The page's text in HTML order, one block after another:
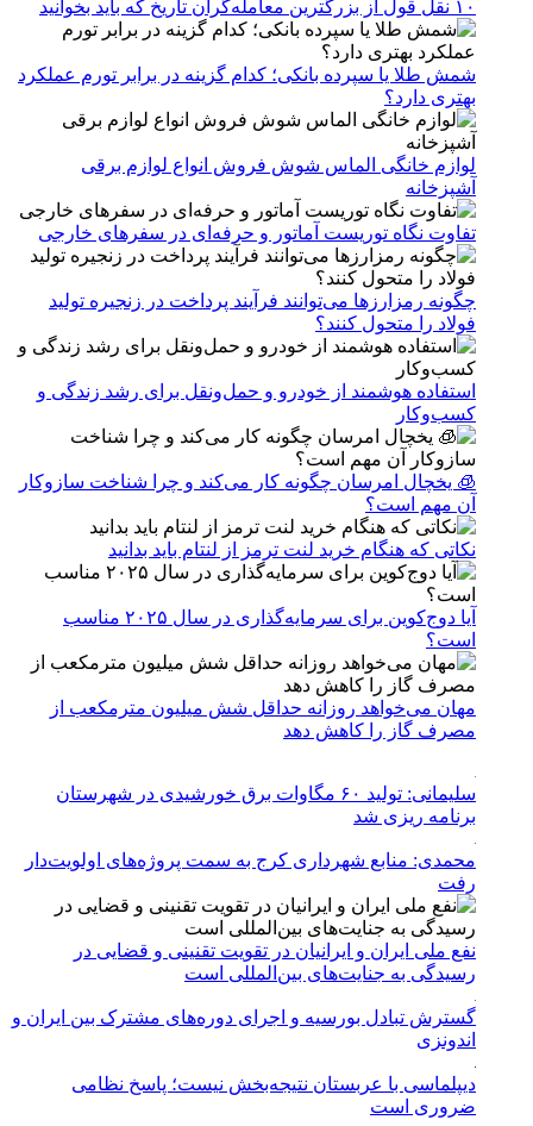
۱۰ نقل قول از بزرگترین معامله‌گران تاریخ که باید بخوانید
شمش طلا یا سپرده بانکی؛ کدام گزینه در برابر تورم عملکرد
بهتری دارد؟
لوازم خانگی الماس شوش فروش انواع لوازم برقی
آشپزخانه
تفاوت نگاه توریست آماتور و حرفه‌ای در سفرهای خارجی
چگونه رمزارزها می‌توانند فرآیند پرداخت در زنجیره تولید
فولاد را متحول کنند؟
استفاده هوشمند از خودرو و حمل‌ونقل برای رشد زندگی و
کسب‌وکار
🧊 یخچال امرسان چگونه کار می‌کند و چرا شناخت سازوکار
آن مهم است؟
نکاتی که هنگام خرید لنت ترمز از لنتام باید بدانید
آیا دوج‌کوین برای سرمایه‌گذاری در سال ۲۰۲۵ مناسب
است؟
مهان می‌خواهد روزانه حداقل شش میلیون مترمکعب از
مصرف گاز را کاهش دهد
سلیمانی: تولید ۶۰ مگاوات برق خورشیدی در شهرستان
برنامه ریزی شد
محمدی: منابع شهرداری کرج به سمت پروژه‌های اولویت‌دار
رفت
نفع ملی ایران و ایرانیان در تقویت تقنینی و قضایی در
رسیدگی به جنایت‌های بین‌المللی است
گسترش تبادل بورسیه و اجرای دوره‌های مشترک بین ایران و
اندونزی
دیپلماسی با عربستان نتیجه‌بخش نیست؛ پاسخ نظامی
ضروری است